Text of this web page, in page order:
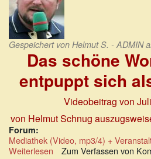
Gespeichert von Helmut S. - ADMIN
Das schöne
entpuppt sich
Videobeitrag von
von Helmut Schnug
Forum:
Mediathek (Video, mp3/4) +
Weiterlesen über
Zum Verfassen von